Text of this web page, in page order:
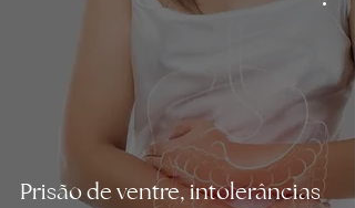
Prisão de ventre, intolerâncias